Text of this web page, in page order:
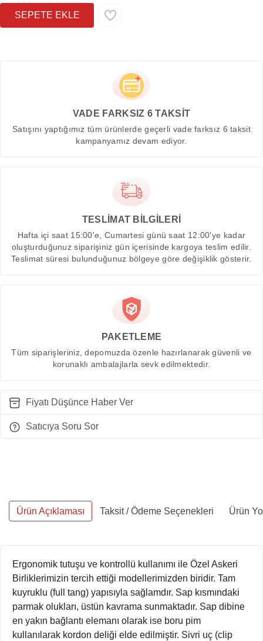
VADE FARKSIZ 6 TAKSİT
Satışını yaptığımız tüm ürünlerde geçerli vade farksız 6 taksit
kampanyamız devam ediyor.
TESLİMAT BİLGİLERİ
Hafta içi saat 15:00'e, Cumartesi günü saat 12:00'ye kadar
oluşturduğunuz siparişiniz gün içerisinde kargoya teslim edilir.
Teslimat süresi bulunduğunuz bölgeye göre değişiklik gösterir.
PAKETLEME
Tüm siparişleriniz, depomuzda özenle hazırlanarak güvenli ve
korunaklı ambalajlarla sevk edilmektedir.
Fiyatı Düşünce Haber Ver
Satıcıya Soru Sor
Ürün Açıklaması Taksit / Ödeme Seçenekleri Ürün
Ergonomik tutuşu ve kontrollü kullanımı ile Özel Askeri
Birliklerimizin tercih ettiği modellerimizden biridir. Tam
kuyruklu (full tang) yapısıyla sağlamdır. Sap kısmındaki
parmak olukları, üstün kavrama sunmaktadır. Sap dibine
en yakın bağlantı elemanı olarak ise boru pim
kullanılarak kordon deliği elde edilmiştir. Sivri uç (clip